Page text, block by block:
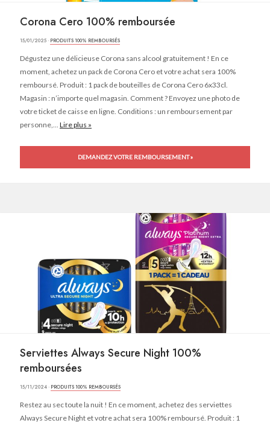
Corona Cero 100% remboursée
15/01/2025 · PRODUITS 100% REMBOURSÉS
Dégustez une délicieuse Corona sans alcool gratuitement ! En ce
moment, achetez un pack de Corona Cero et votre achat sera 100%
remboursé. Produit : 1 pack de bouteilles de Corona Cero 6x33cl.
Magasin : n’importe quel magasin. Comment ? Envoyez une photo de
votre ticket de caisse en ligne. Conditions : un remboursement par
personne,... Lire plus »
DEMANDEZ VOTRE REMBOURSEMENT »
Serviettes Always Secure Night 100%
remboursées
15/11/2024 · PRODUITS 100% REMBOURSÉS
Restez au sec toute la nuit ! En ce moment, achetez des serviettes
Always Secure Night et votre achat sera 100% remboursé. Produit : 1